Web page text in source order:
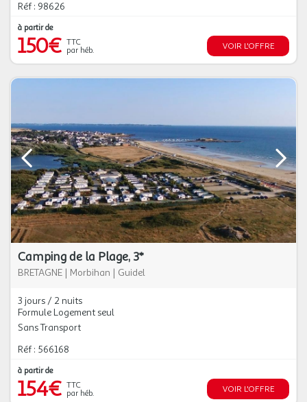
Réf : 98626
à partir de
150€ TTC
par héb.
VOIR L'OFFRE
Camping de la Plage, 3*
BRETAGNE | Morbihan | Guidel
3 jours / 2 nuits
Formule Logement seul
Sans Transport
Réf : 566168
à partir de
154€ TTC
par héb.
VOIR L'OFFRE